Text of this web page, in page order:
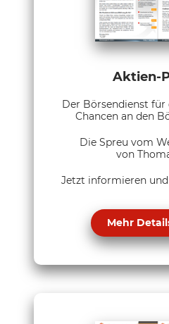
Aktien-
Der Börsendienst
Chancen an den
Die Spreu vom
von
Jetzt informieren
Mehr